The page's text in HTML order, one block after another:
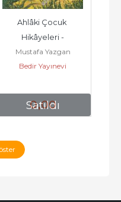
Satıldı
Ahlâki Çocuk
Hikâyeleri -
Mustafa Yazgan
Bedir Yayınevi
0,00